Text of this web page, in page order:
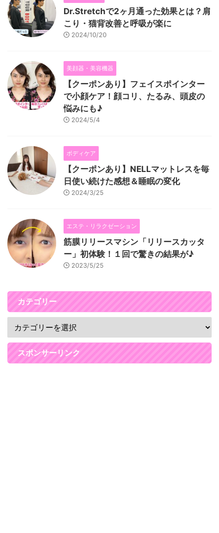
Dr.Stretchで2ヶ月通った効果とは？肩
こり・猫背改善と呼吸が楽に
2024/10/20
美顔器・美容機器
【クーポンあり】フェイスポインター
で小顔ケア！顔コリ、たるみ、頭皮の
悩みにも♪
2024/5/4
ボディケア
【クーポンあり】NELLマットレスを毎
日使い続けた感想＆睡眠の変化
2024/3/25
エステ・リラクゼーション
筋膜リリースマシン「リリースカッタ
ー」初体験！１回で驚きの結果が♪
2023/5/25
カテゴリー
スポンサーリンク